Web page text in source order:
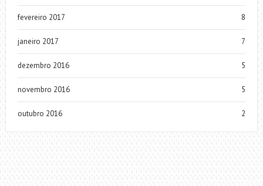
fevereiro 2017 8
janeiro 2017 7
dezembro 2016 5
novembro 2016 5
outubro 2016 2